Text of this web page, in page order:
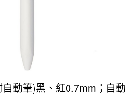
動筆)黑、紅0.7mm；自動